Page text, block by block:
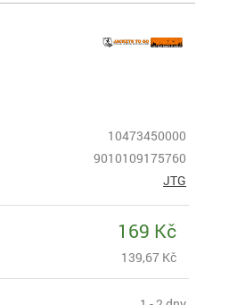
10473450000
9010109175760
JTG
169 Kč
139,67 Kč